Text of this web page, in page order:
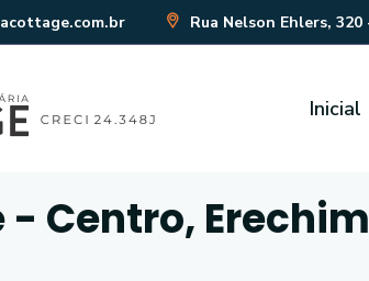
Rua Nelson Ehlers,
Inicial
- Centro,